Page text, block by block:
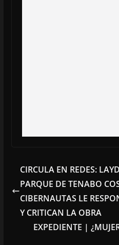
CIRCULA EN REDES:
PARQUE DE TENABO
CIBERNAUTAS LE
Y CRITICAN LA OBRA
EXPEDIENTE |